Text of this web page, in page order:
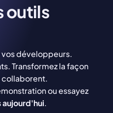
outils
développeurs.
Transformez la façon
ou essayez
aujourd'hui.